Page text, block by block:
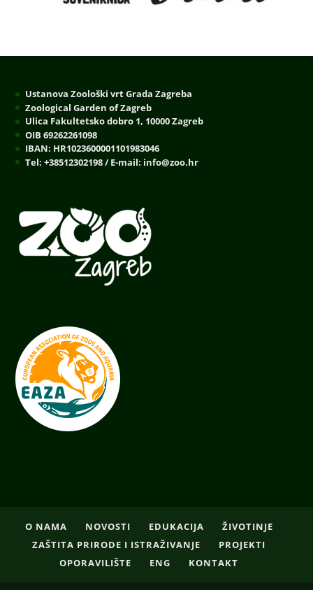
Ustanova Zoološki vrt Grada Zagreba
Zoological Garden of Zagreb
Ulica Fakultetsko dobro 1, 10000 Zagreb
OIB 69262261098
IBAN: HR1023600001101983046
Tel: +38512302198 / E-mail: info@zoo.hr
O NAMA NOVOSTI EDUKACIJA
ŽIVOTINJE
ZAŠTITA PRIRODE I ISTRAŽIVANJE
PROJEKTI
OPORAVILIŠTE
ENG KONTAKT